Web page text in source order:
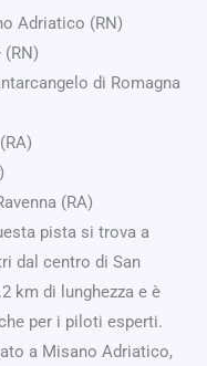
Adriatico (RN)
di Romagna
(RA)
pista si trova a
dal centro di San
km di lunghezza e è
per i piloti esperti.
a Misano Adriatico,